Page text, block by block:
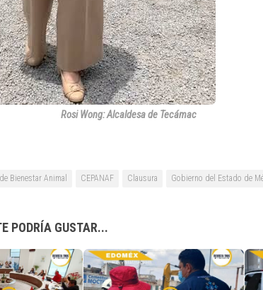
Rosi Wong: Alcaldesa de Tecámac
Bienestar Animal CEPANAF Clausura Gobierno del Estado de
PODRÍA GUSTAR...